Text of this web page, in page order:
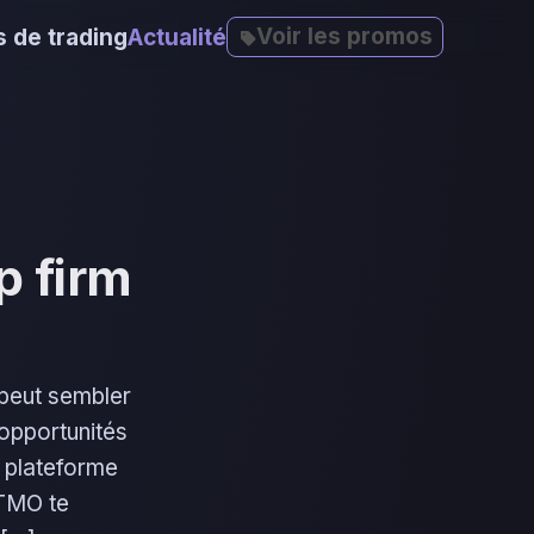
de tradingActualité Voir les promos
firm
sembler
te